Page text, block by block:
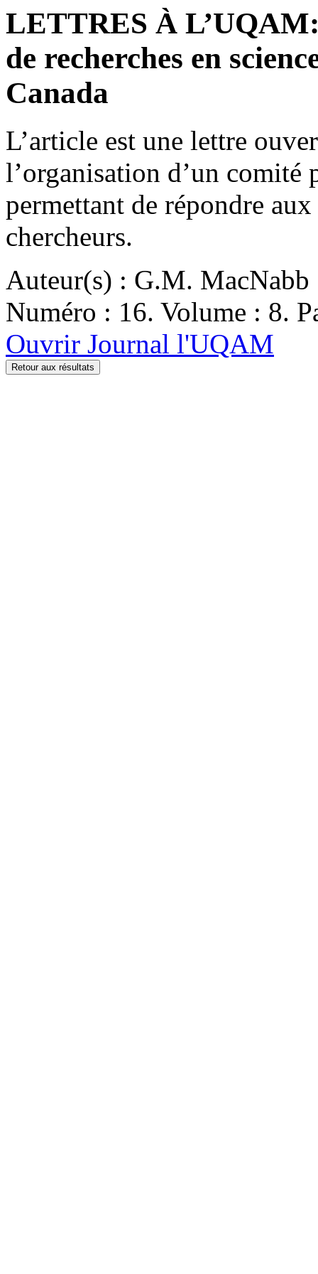
LETTRES À
de recherches en
Canada
L’article est une lettre
l’organisation d’un
permettant de répondre
chercheurs.
Auteur(s) : G.M. MacNabb
Numéro : 16. Volume : 8.
Ouvrir Journal l'UQAM
Retour aux résultats